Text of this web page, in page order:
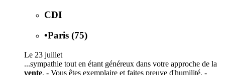
CDI
•Paris (75)
Le 23 juillet
...sympathie tout en étant généreux dans votre approche de la
vente. - Vous êtes exemplaire et faites preuve d'humilité. -